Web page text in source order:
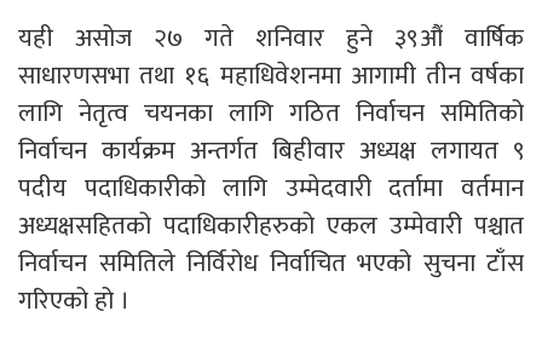
यही असोज २७ गते शनिवार हुने ३९औं वार्षिक
साधारणसभा तथा १६ महाधिवेशनमा आगामी तीन वर्षका
लागि नेतृत्व चयनका लागि गठित निर्वाचन समितिको
निर्वाचन कार्यक्रम अन्तर्गत बिहीवार अध्यक्ष लगायत ९
पदीय पदाधिकारीको लागि उम्मेदवारी दर्तामा वर्तमान
अध्यक्षसहितको पदाधिकारीहरुको एकल उम्मेवारी पश्चात
निर्वाचन समितिले निर्विरोध निर्वाचित भएको सुचना टाँस
गरिएको हो ।